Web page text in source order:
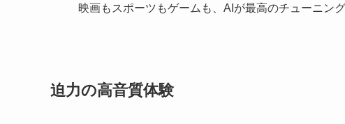
映画もスポーツもゲームも、AIが最高のチューニン
迫力の高音質体験